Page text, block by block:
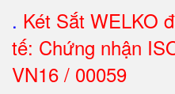
. Két Sắt WELKO
tế: Chứng nhận
VN16 / 00059